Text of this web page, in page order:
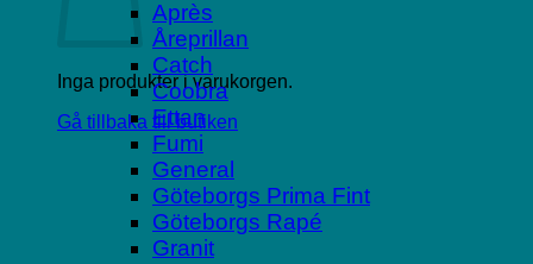
Inga produkter i varukorgen.
Gå tillbaka till butiken
Après
Åreprillan
Catch
Coobra
Ettan
Fumi
General
Göteborgs Prima Fint
Göteborgs Rapé
Granit